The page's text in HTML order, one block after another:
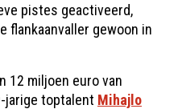
pistes geactiveerd,
flankaanvaller gewoon in
12 miljoen euro van
jarige toptalent Mihajlo